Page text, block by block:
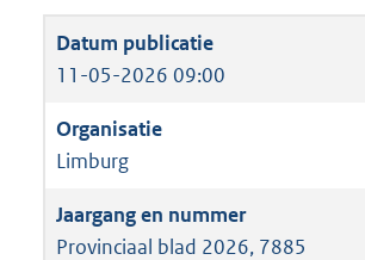
11-05-2026 09:00
Limburg
Provinciaal blad 2026, 7885